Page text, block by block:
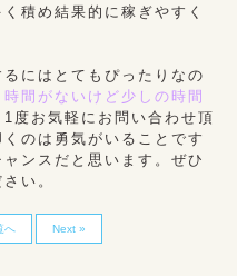
積め結果的に稼ぎやすく
にはとてもぴったりなの
時間がないけど少しの時間
1度お気軽にお問い合わせ頂
のは勇気がいることです
ンスだと思います。ぜひ
い。
へ Next »